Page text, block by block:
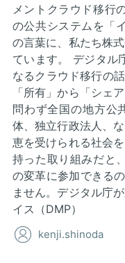
メントクラウド移行
の公共システムを「
の言葉に、私たち株
ています。 デジタル
なるクラウド移行の
「所有」から「シェ
問わず全国の地方公
体、独立行政法人、
恵を受けられる社会
持った取り組みだと
の変革に参加できる
ません。デジタル庁
イス（DMP）
kenji.shinoda